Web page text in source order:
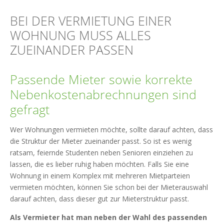
BEI DER VERMIETUNG EINER
WOHNUNG MUSS ALLES
ZUEINANDER PASSEN
Passende Mieter sowie korrekte
Nebenkostenabrechnungen sind
gefragt
Wer Wohnungen vermieten möchte, sollte darauf achten, dass
die Struktur der Mieter zueinander passt. So ist es wenig
ratsam, feiernde Studenten neben Senioren einziehen zu
lassen, die es lieber ruhig haben möchten. Falls Sie eine
Wohnung in einem Komplex mit mehreren Mietparteien
vermieten möchten, können Sie schon bei der Mieterauswahl
darauf achten, dass dieser gut zur Mieterstruktur passt.
Als Vermieter hat man neben der Wahl des passenden